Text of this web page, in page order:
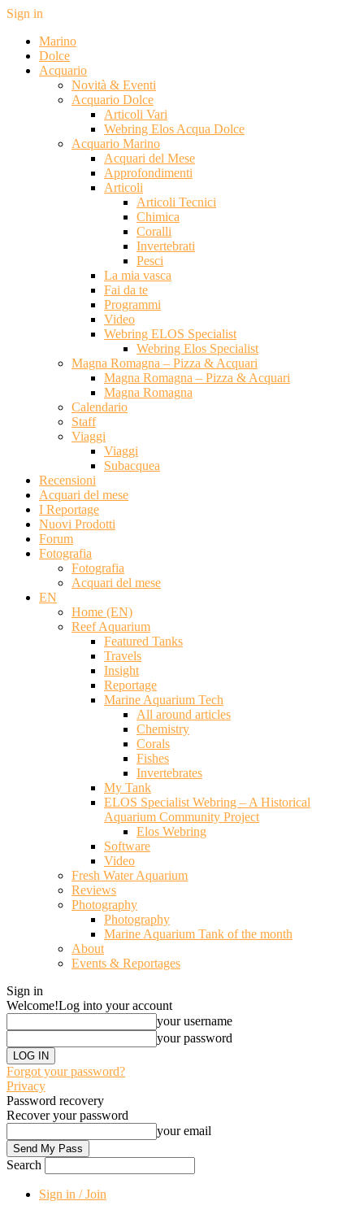
Sign in
Marino
Dolce
Acquario
Novità & Eventi
Acquario Dolce
Articoli Vari
Webring Elos Acqua Dolce
Acquario Marino
Acquari del Mese
Approfondimenti
Articoli
Articoli Tecnici
Chimica
Coralli
Invertebrati
Pesci
La mia vasca
Fai da te
Programmi
Video
Webring ELOS Specialist
Webring Elos Specialist
Magna Romagna – Pizza & Acquari
Magna Romagna – Pizza & Acquari
Magna Romagna
Calendario
Staff
Viaggi
Viaggi
Subacquea
Recensioni
Acquari del mese
I Reportage
Nuovi Prodotti
Forum
Fotografia
Fotografia
Acquari del mese
EN
Home (EN)
Reef Aquarium
Featured Tanks
Travels
Insight
Reportage
Marine Aquarium Tech
All around articles
Chemistry
Corals
Fishes
Invertebrates
My Tank
ELOS Specialist Webring – A Historical
Aquarium Community Project
Elos Webring
Software
Video
Fresh Water Aquarium
Reviews
Photography
Photography
Marine Aquarium Tank of the month
About
Events & Reportages
Sign in
Welcome!Log into your account
your username
your password
Forgot your password?
Privacy
Password recovery
Recover your password
your email
Search
Sign in / Join